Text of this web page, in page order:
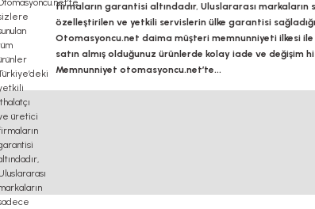
firmaların garantisi altındadır, Uluslararası markaların
özelleştirilen ve yetkili servislerin ülke garantisi
Otomasyoncu.net daima müşteri memnunniyeti ilkesi
satın almış olduğunuz ürünlerde kolay iade ve değişim
Memnunniyet otomasyoncu.net’te...